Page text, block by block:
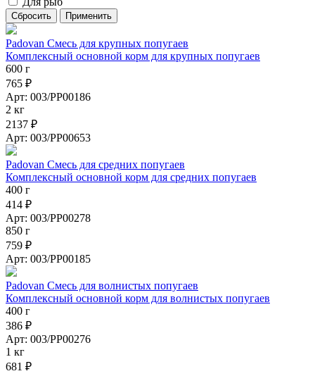
Padovan Смесь для крупных попугаев
Комплексный основной корм для крупных попугаев
600 г
765 ₽
Арт: 003/PP00186
2 кг
2137 ₽
Арт: 003/PP00653
Padovan Смесь для средних попугаев
Комплексный основной корм для средних попугаев
400 г
414 ₽
Арт: 003/PP00278
850 г
759 ₽
Арт: 003/PP00185
Padovan Смесь для волнистых попугаев
Комплексный основной корм для волнистых попугаев
400 г
386 ₽
Арт: 003/PP00276
1 кг
681 ₽